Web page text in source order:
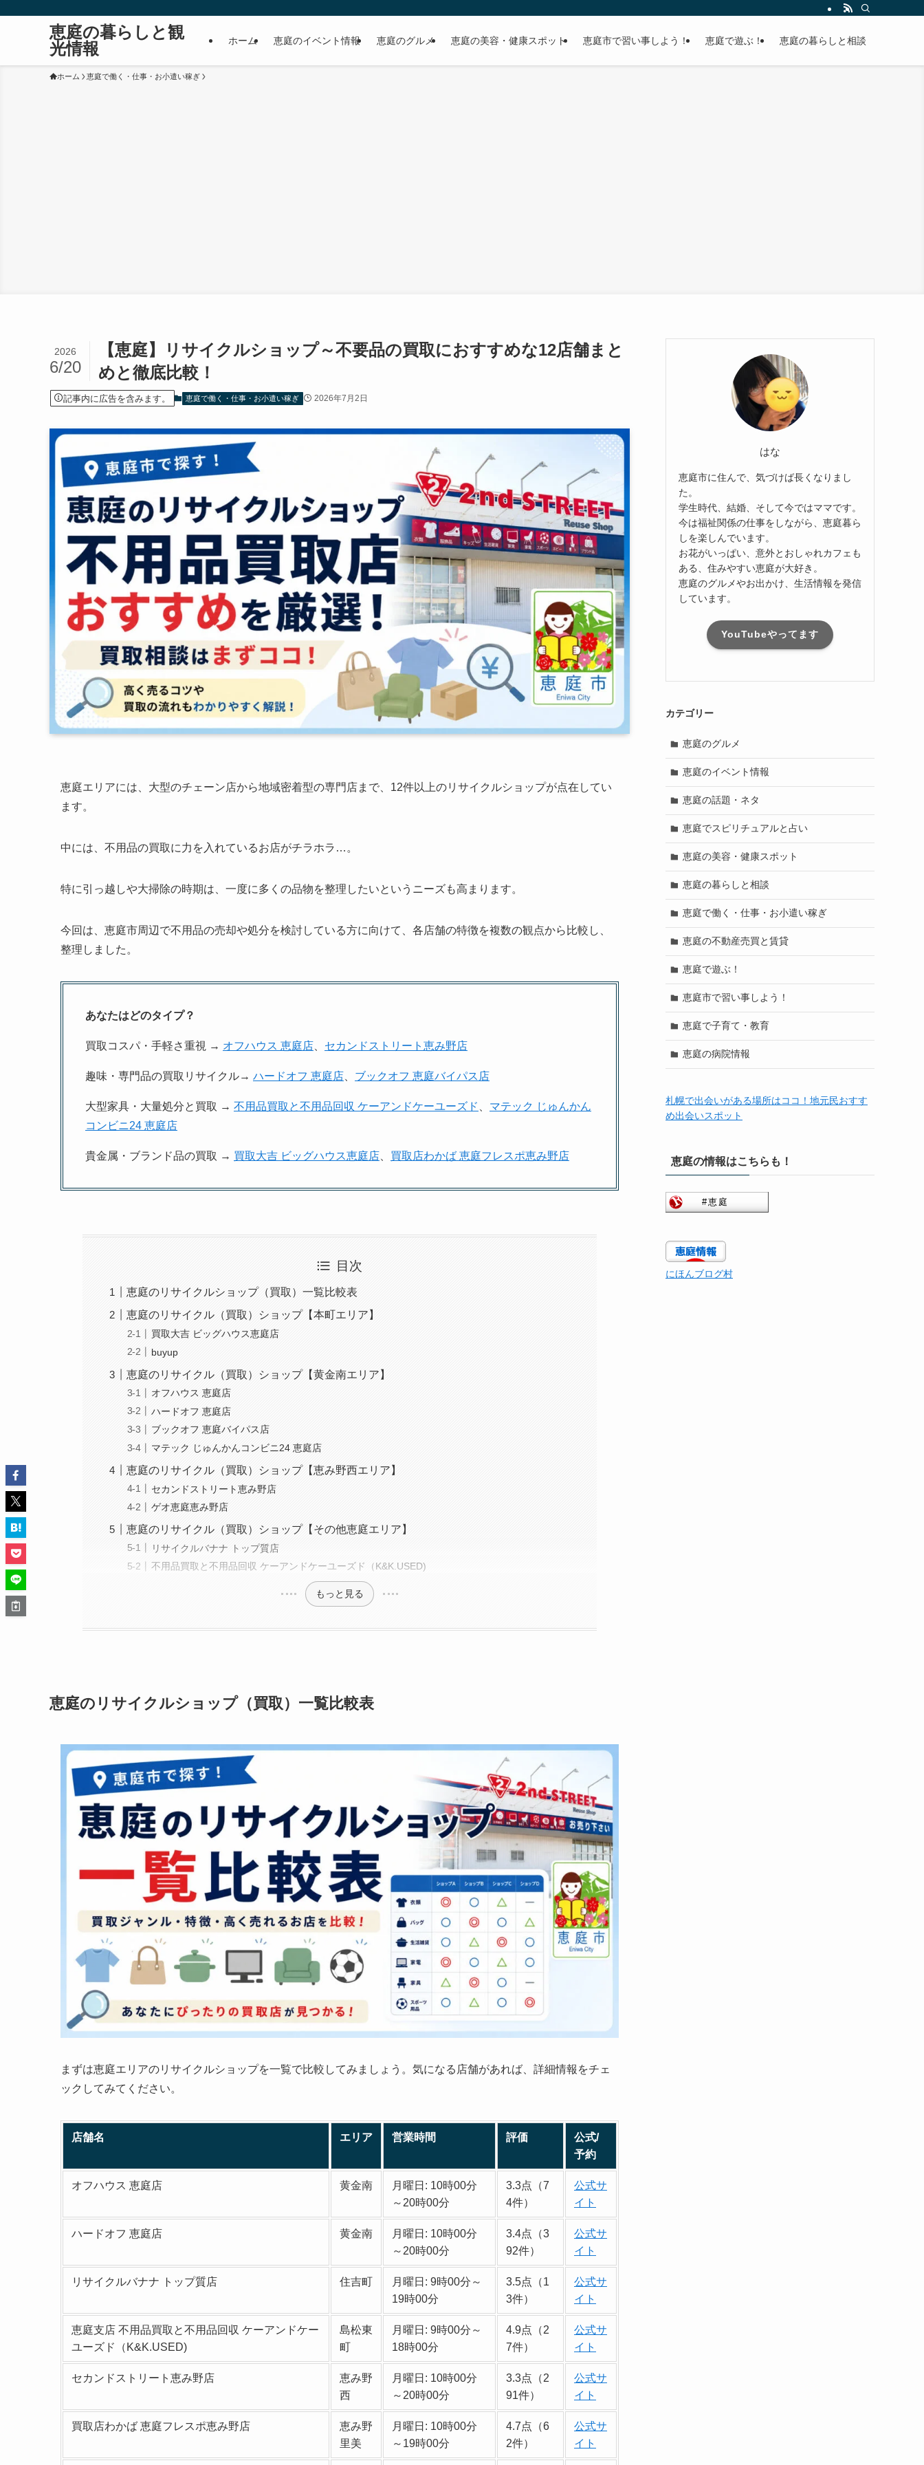
恵庭の暮らしと観
光情報
ホーム 恵庭のイベント情報 恵庭のグルメ 恵庭の美容・健康スポット 恵庭市で習い事しよう！ 恵庭で遊ぶ！ 恵庭の暮らしと相談
ホーム 恵庭で働く・仕事・お小遣い稼ぎ
【恵庭】リサイクルショップ～不要品の買取におすすめな12店舗まと
めと徹底比較！
2026
6/20
記事内に広告を含みます。 恵庭で働く・仕事・お小遣い稼ぎ 2026年7月2日
恵庭エリアには、大型のチェーン店から地域密着型の専門店まで、12件以上のリサイクルショップが点在してい
ます。
中には、不用品の買取に力を入れているお店がチラホラ…。
特に引っ越しや大掃除の時期は、一度に多くの品物を整理したいというニーズも高まります。
今回は、恵庭市周辺で不用品の売却や処分を検討している方に向けて、各店舗の特徴を複数の観点から比較し、
整理しました。
あなたはどのタイプ？
買取コスパ・手軽さ重視 → オフハウス 恵庭店 セカンドストリート恵み野店
趣味・専門品の買取リサイクル→ ハードオフ 恵庭店 ブックオフ 恵庭バイパス店
大型家具・大量処分と買取 → 不用品買取と不用品回収 ケーアンドケーユーズド
マテック じゅんかん
コンビニ24 恵庭店
貴金属・ブランド品の買取 → 買取大吉 ビッグハウス恵庭店 買取店わかば 恵庭フレスポ恵み野店
目次
恵庭のリサイクルショップ（買取）一覧比較表
恵庭のリサイクル（買取）ショップ【本町エリア】
買取大吉 ビッグハウス恵庭店
buyup
恵庭のリサイクル（買取）ショップ【黄金南エリア】
オフハウス 恵庭店
ハードオフ 恵庭店
ブックオフ 恵庭バイパス店
マテック じゅんかんコンビニ24 恵庭店
恵庭のリサイクル（買取）ショップ【恵み野西エリア】
セカンドストリート恵み野店
ゲオ恵庭恵み野店
恵庭のリサイクル（買取）ショップ【その他恵庭エリア】
リサイクルバナナ トップ質店
不用品買取と不用品回収 ケーアンドケーユーズド（K&K.USED)
もっと見る
恵庭のリサイクルショップ（買取）一覧比較表
まずは恵庭エリアのリサイクルショップを一覧で比較してみましょう。気になる店舗があれば、詳細情報をチェ
ックしてみてください。
店舗名 エリア 営業時間 評価
公式/
予約
オフハウス 恵庭店 黄金南
月曜日: 10時00分
～20時00分
3.3点（7
4件）
公式サ
イト
ハードオフ 恵庭店 黄金南
月曜日: 10時00分
～20時00分
3.4点（3
92件）
公式サ
イト
リサイクルバナナ トップ質店 住吉町
月曜日: 9時00分～
19時00分
3.5点（1
3件）
公式サ
イト
恵庭支店 不用品買取と不用品回収 ケーアンドケー
ユーズド（K&K.USED)
島松東
町
月曜日: 9時00分～
18時00分
4.9点（2
7件）
公式サ
イト
セカンドストリート恵み野店
恵み野
西
月曜日: 10時00分
～20時00分
3.3点（2
91件）
公式サ
イト
買取店わかば 恵庭フレスポ恵み野店
恵み野
里美
月曜日: 10時00分
～19時00分
4.7点（6
2件）
公式サ
イト
はな
恵庭市に住んで、気づけば長くなりまし
た。
学生時代、結婚、そして今ではママです。
今は福祉関係の仕事をしながら、恵庭暮ら
しを楽しんでいます。
お花がいっぱい、意外とおしゃれカフェも
ある、住みやすい恵庭が大好き。
恵庭のグルメやお出かけ、生活情報を発信
しています。
YouTubeやってます
カテゴリー
恵庭のグルメ
恵庭のイベント情報
恵庭の話題・ネタ
恵庭でスピリチュアルと占い
恵庭の美容・健康スポット
恵庭の暮らしと相談
恵庭で働く・仕事・お小遣い稼ぎ
恵庭の不動産売買と賃貸
恵庭で遊ぶ！
恵庭市で習い事しよう！
恵庭で子育て・教育
恵庭の病院情報
札幌で出会いがある場所はココ！地元民おすす
め出会いスポット
恵庭の情報はこちらも！
にほんブログ村